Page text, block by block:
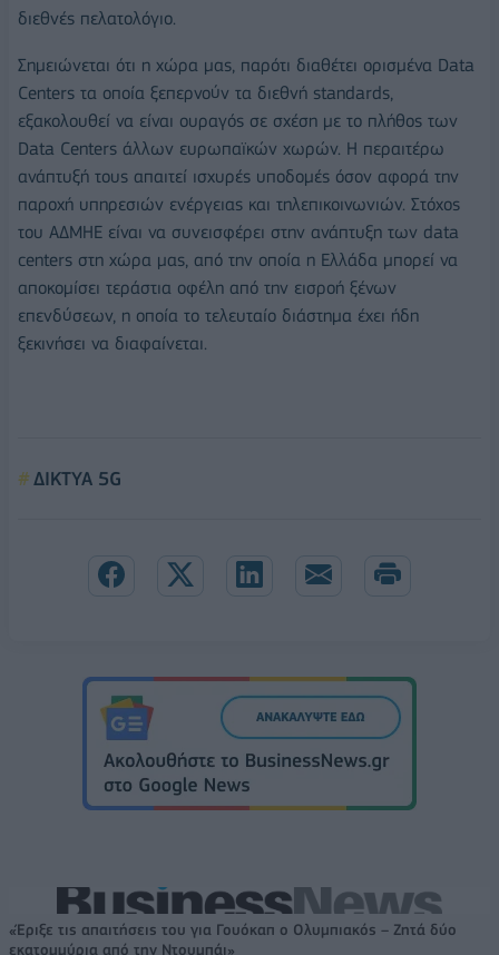
διεθνές πελατολόγιο.
Σημειώνεται ότι η χώρα μας, παρότι διαθέτει ορισμένα Data
Centers τα οποία ξεπερνούν τα διεθνή standards,
εξακολουθεί να είναι ουραγός σε σχέση με το πλήθος των
Data Centers άλλων ευρωπαϊκών χωρών. Η περαιτέρω
ανάπτυξή τους απαιτεί ισχυρές υποδομές όσον αφορά την
παροχή υπηρεσιών ενέργειας και τηλεπικοινωνιών. Στόχος
του ΑΔΜΗΕ είναι να συνεισφέρει στην ανάπτυξη των data
centers στη χώρα μας, από την οποία η Ελλάδα μπορεί να
αποκομίσει τεράστια οφέλη από την εισροή ξένων
επενδύσεων, η οποία το τελευταίο διάστημα έχει ήδη
ξεκινήσει να διαφαίνεται.
ΔΙΚΤΥΑ 5G
«Έριξε τις απαιτήσεις του για Γουόκαπ ο Ολυμπιακός – Ζητά δύο
εκατομμύρια από την Ντουμπάι»